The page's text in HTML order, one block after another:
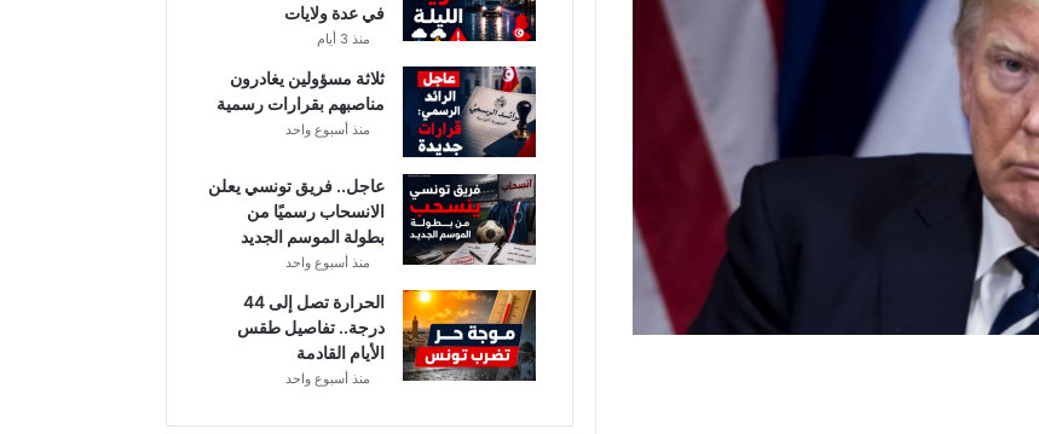
ت
ف
ا
ص
ي
ل
في عدة ولايات
منذ 3 أيام
ثلاثة مسؤولين يغادرون
مناصبهم بقرارات رسمية
منذ أسبوع واحد
عاجل.. فريق تونسي يعلن
الانسحاب رسميًا من
بطولة الموسم الجديد
منذ أسبوع واحد
الحرارة تصل إلى 44
درجة.. تفاصيل طقس
الأيام القادمة
منذ أسبوع واحد